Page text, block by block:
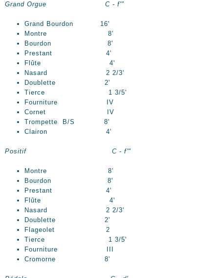
Grand Orgue C - f'"
Grand Bourdon 16'
Montre 8'
Bourdon 8'
Prestant 4'
Flûte 4'
Nasard 2 2/3'
Doublette 2'
Tierce 1 3/5'
Fourniture IV
Cornet IV
Trompette B/S 8'
Clairon 4'
Positif C - f'"
Montre 8'
Bourdon 8'
Prestant 4'
Flûte 4'
Nasard 2 2/3'
Doublette 2'
Flageolet 2
Tierce 1 3/5'
Fourniture III
Cromorne 8'